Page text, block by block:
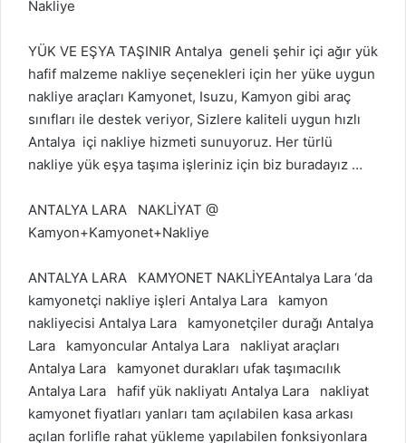
Nakliye
YÜK VE EŞYA TAŞINIR Antalya geneli şehir içi ağır yük
hafif malzeme nakliye seçenekleri için her yüke uygun
nakliye araçları Kamyonet, Isuzu, Kamyon gibi araç
sınıfları ile destek veriyor, Sizlere kaliteli uygun hızlı
Antalya içi nakliye hizmeti sunuyoruz. Her türlü
nakliye yük eşya taşıma işleriniz için biz buradayız …
ANTALYA LARA NAKLİYAT @
Kamyon+Kamyonet+Nakliye
ANTALYA LARA KAMYONET NAKLİYEAntalya Lara ‘da
kamyonetçi nakliye işleri Antalya Lara kamyon
nakliyecisi Antalya Lara kamyonetçiler durağı Antalya
Lara kamyoncular Antalya Lara nakliyat araçları
Antalya Lara kamyonet durakları ufak taşımacılık
Antalya Lara hafif yük nakliyatı Antalya Lara nakliyat
kamyonet fiyatları yanları tam açılabilen kasa arkası
açılan forlifle rahat yükleme yapılabilen fonksiyonlara